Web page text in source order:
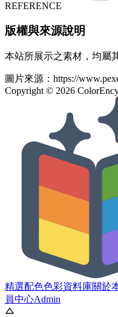
REFERENCE
版權與來源說明
本站所展示之素材，均屬
圖片來源： https://
Copyright © 2026
精選配色色彩資料庫關於
員中心Admin